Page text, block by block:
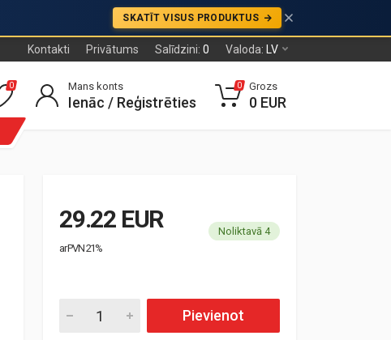
SKATĪT VISUS PRODUKTUS
Kontakti Privātums Salīdzini: 0 Valoda: LV
0 Mans konts
Ienāc / Reģistrēties
0 Grozs
0 EUR
29.22 EUR
ar PVN 21%
Noliktavā 4
Pievienot